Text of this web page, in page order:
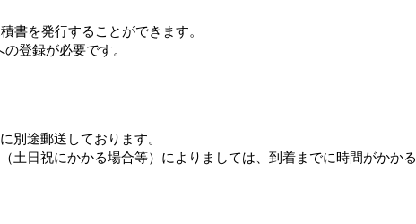
書を発行することができます。
登録が必要です。
別途郵送しております。
土日祝にかかる場合等）によりましては、到着までに時間がかかる